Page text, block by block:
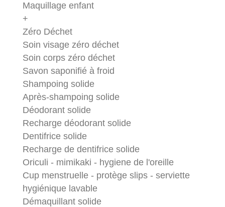
Maquillage enfant
+
Zéro Déchet
Soin visage zéro déchet
Soin corps zéro déchet
Savon saponifié à froid
Shampoing solide
Après-shampoing solide
Déodorant solide
Recharge déodorant solide
Dentifrice solide
Recharge de dentifrice solide
Oriculi - mimikaki - hygiene de l'oreille
Cup menstruelle - protège slips - serviette
hygiénique lavable
Démaquillant solide